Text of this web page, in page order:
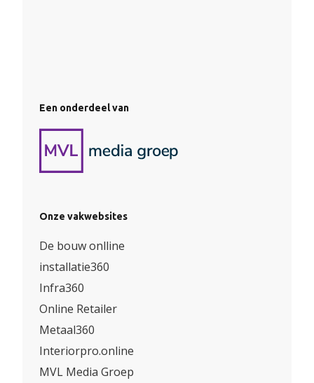
Een onderdeel van
Onze vakwebsites
De bouw onlline
installatie360
Infra360
Online Retailer
Metaal360
Interiorpro.online
MVL Media Groep